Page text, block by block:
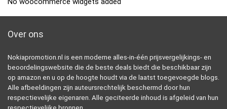
Over ons
Nokiapromotion.nl is een moderne alles-in-één prijsvergelijkings- en
beoordelingswebsite die de beste deals biedt die beschikbaar zijn
op amazon en u op de hoogte houdt via de laatst toegevoegde blogs.
Alle afbeeldingen zijn auteursrechtelijk beschermd door hun
respectievelijke eigenaren. Alle geciteerde inhoud is afgeleid van hun